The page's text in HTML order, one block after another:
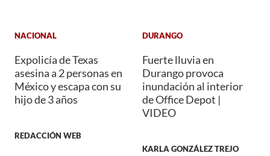
NACIONAL
Expolicía de Texas
asesina a 2 personas en
México y escapa con su
hijo de 3 años
REDACCIÓN WEB
DURANGO
Fuerte lluvia en
Durango provoca
inundación al interior
de Office Depot |
VIDEO
KARLA GONZÁLEZ TREJO